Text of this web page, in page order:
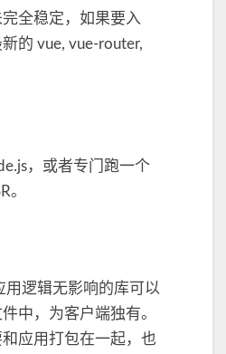
完全稳定，如果要入
的 vue, vue-router,
，或者专门跑一个
。
用逻辑无影响的库可以
中，为客户端独有。
应用打包在一起，也